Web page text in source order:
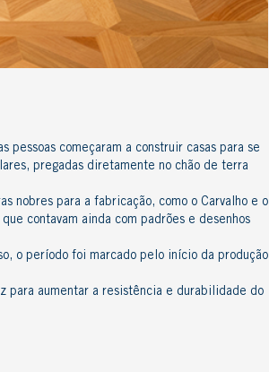
pessoas começaram a construir casas para se
pregadas diretamente no chão de terra
nobres para a fabricação, como o Carvalho e o
contavam ainda com padrões e desenhos
o período foi marcado pelo início da produção
para aumentar a resistência e durabilidade do